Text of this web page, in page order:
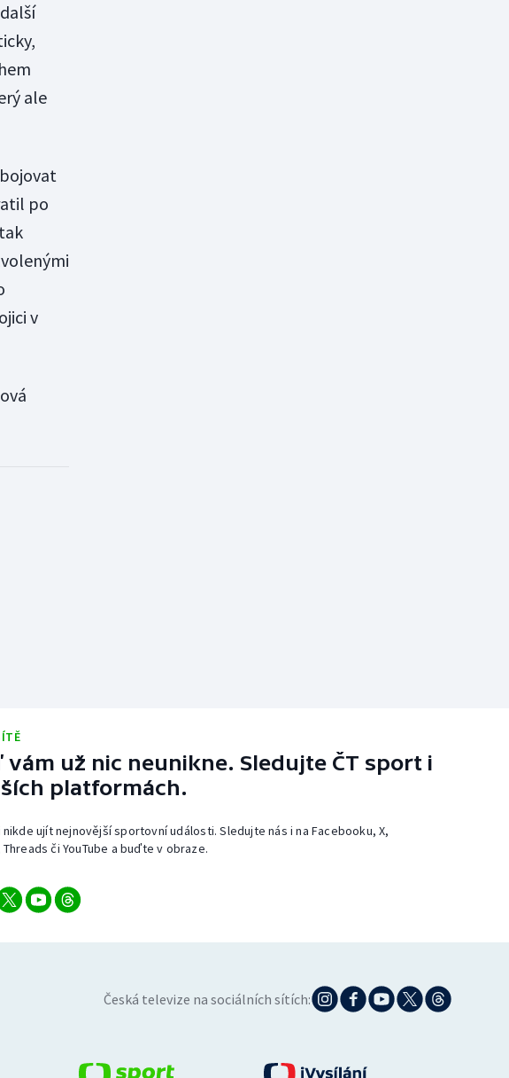
ale
po
v
vám už nic neunikne. Sledujte ČT sport i
platformách.
nikde ujít nejnovější sportovní události. Sledujte nás i na Facebooku, X,
či YouTube a buďte v obraze.
Česká televize na sociálních sítích: